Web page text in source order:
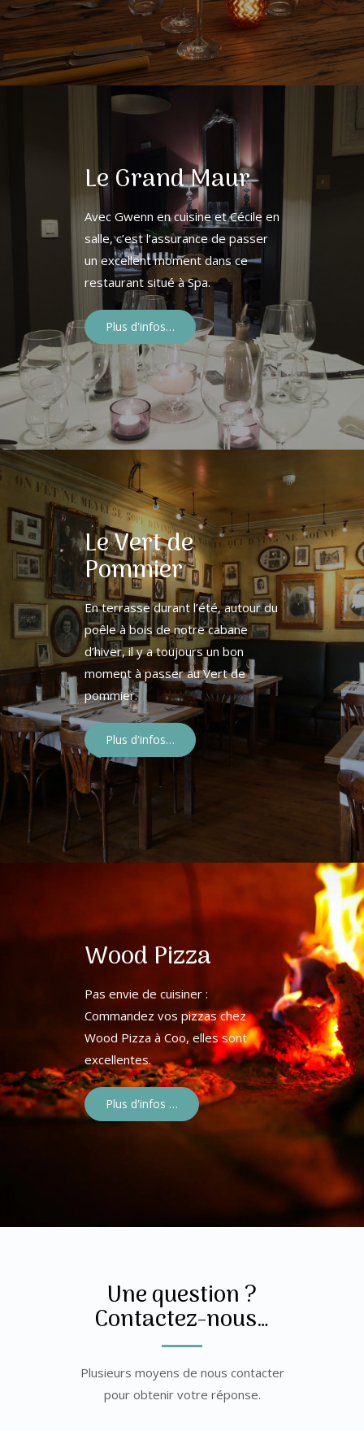
Le Grand Maur
Avec Gwenn en cuisine et Cécile en
salle, c’est l’assurance de passer
un excellent moment dans ce
restaurant situé à Spa.
Plus d'infos…
Le Vert de
Pommier
En terrasse durant l’été, autour du
poêle à bois de notre cabane
d’hiver, il y a toujours un bon
moment à passer au Vert de
pommier.
Plus d'infos…
Wood Pizza
Pas envie de cuisiner :
Commandez vos pizzas chez
Wood Pizza à Coo, elles sont
excellentes.
Plus d'infos …
Une question ?
Contactez-nous…
Plusieurs moyens de nous contacter
pour obtenir votre réponse.